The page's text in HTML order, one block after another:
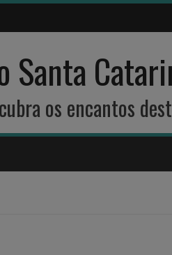
Santa
os encantos